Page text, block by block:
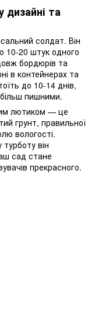
та
солдат. Він
10-20 штук одного
бордюрів та
в контейнерах та
до 10-14 днів,
пишними.
лютиком — це
грунт, правильної
вологості.
він
сад стане
прекрасного.